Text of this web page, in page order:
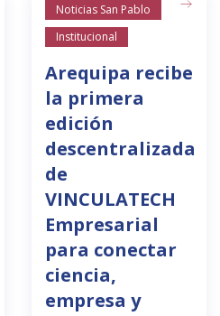
Noticias San Pablo
Institucional
Arequipa recibe
la primera
edición
descentralizada
de
VINCULATECH
Empresarial
para conectar
ciencia,
empresa y